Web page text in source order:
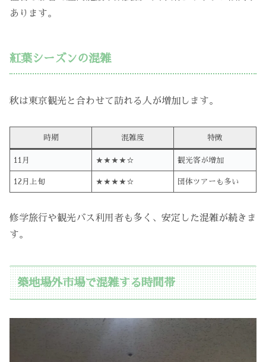
あります。
紅葉シーズンの混雑
秋は東京観光と合わせて訪れる人が増加します。
時期 混雑度 特徴
11月 ★★★★☆ 観光客が増加
12月上旬 ★★★★☆ 団体ツアーも多い
修学旅行や観光バス利用者も多く、安定した混雑が続きま
す。
築地場外市場で混雑する時間帯